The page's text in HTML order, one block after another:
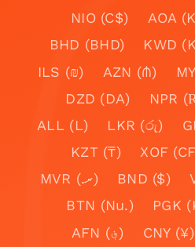
NIO (C$)
AOA
BHD (BHD)
KWD
ILS (₪)
AZN (₼)
DZD (DA)
NPR
ALL (L)
LKR (රු)
KZT (₸)
XOF
MVR (.ރ)
BND ($)
BTN (Nu.)
PGK
AFN (؋)
CNY (¥)